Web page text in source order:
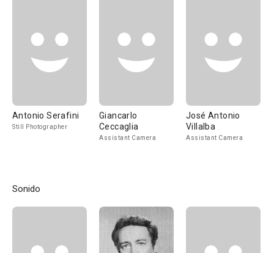
Antonio Serafini
Still Photographer
Giancarlo
Ceccaglia
Assistant Camera
José Antonio
Villalba
Assistant Camera
Sonido